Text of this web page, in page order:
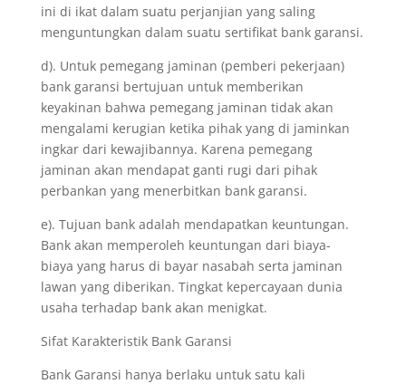
ini di ikat dalam suatu perjanjian yang saling
menguntungkan dalam suatu sertifikat bank garansi.
d). Untuk pemegang jaminan (pemberi pekerjaan)
bank garansi bertujuan untuk memberikan
keyakinan bahwa pemegang jaminan tidak akan
mengalami kerugian ketika pihak yang di jaminkan
ingkar dari kewajibannya. Karena pemegang
jaminan akan mendapat ganti rugi dari pihak
perbankan yang menerbitkan bank garansi.
e). Tujuan bank adalah mendapatkan keuntungan.
Bank akan memperoleh keuntungan dari biaya-
biaya yang harus di bayar nasabah serta jaminan
lawan yang diberikan. Tingkat kepercayaan dunia
usaha terhadap bank akan menigkat.
Sifat Karakteristik Bank Garansi
Bank Garansi hanya berlaku untuk satu kali